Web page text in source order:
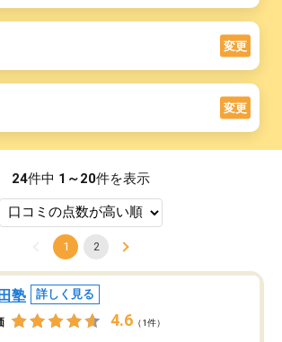
変更
変更
24件中 1～20件を表示
1 2
塾 詳しく見る
4.6 （1件）